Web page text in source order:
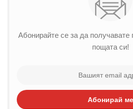
Абонирайте се за да получавате
пощата си!
Абонирай ме